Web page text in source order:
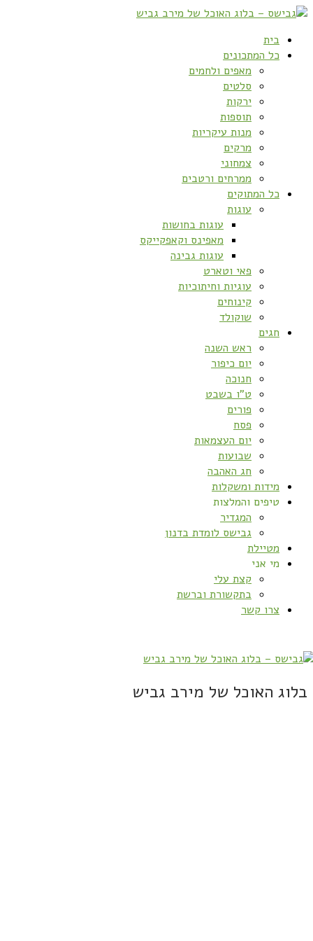
בית
כל המתכונים
מאפים ולחמים
סלטים
ירקות
תוספות
מנות עיקריות
מרקים
צמחוני
ממרחים ורטבים
כל המתוקים
עוגות
עוגות בחושות
מאפינס וקאפקייקס
עוגות גבינה
פאי וטארט
עוגיות וחיתוכיות
קינוחים
שוקולד
חגים
ראש השנה
יום כיפור
חנוכה
ט”ו בשבט
פורים
פסח
יום העצמאות
שבועות
חג האהבה
מידות ומשקלות
טיפים והמלצות
המגדיר
גבישס לומדת בדנון
מטיילת
מי אני
קצת עלי
בתקשורת וברשת
צרו קשר
בלוג האוכל של מירב גביש